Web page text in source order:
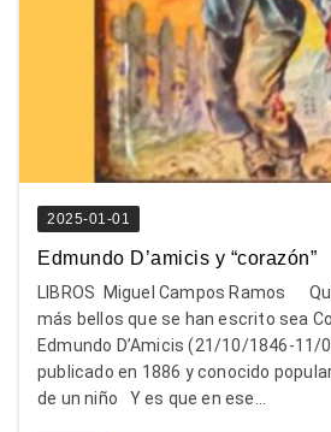
2025-01-01
Edmundo D’amicis y “corazón”
LIBROS Miguel Campos Ramos
más bellos que se han escrito sea
Edmundo D’Amicis (21/10/1846-11/
publicado en 1886 y conocido
de un niño Y es que en ese...